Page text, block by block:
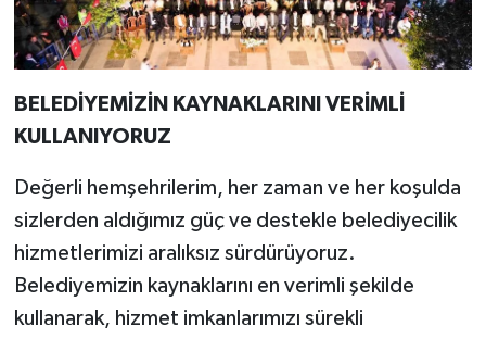
BELEDİYEMİZİN KAYNAKLARINI VERİMLİ
KULLANIYORUZ
Değerli hemşehrilerim, her zaman ve her koşulda
sizlerden aldığımız güç ve destekle belediyecilik
hizmetlerimizi aralıksız sürdürüyoruz.
Belediyemizin kaynaklarını en verimli şekilde
kullanarak, hizmet imkanlarımızı sürekli